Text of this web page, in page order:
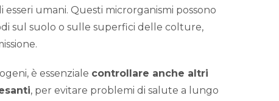
umani. Questi microrganismi possono
sul suolo o sulle superfici delle colture,
è essenziale controllare anche altri
, per evitare problemi di salute a lungo